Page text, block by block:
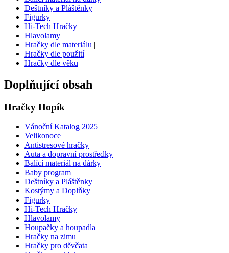
Deštníky a Pláštěnky |
Figurky |
Hi-Tech Hračky |
Hlavolamy |
Hračky dle materiálu |
Hračky dle použití|
Hračky dle věku
Doplňující obsah
Hračky Hopík
Vánoční Katalog 2025
Velikonoce
Antistresové hračky
Auta a dopravní prostředky
Balící materiál na dárky
Baby program
Deštníky a Pláštěnky
Kostýmy a Doplňky
Figurky
Hi-Tech Hračky
Hlavolamy
Houpačky a houpadla
Hračky na zimu
Hračky pro děvčata